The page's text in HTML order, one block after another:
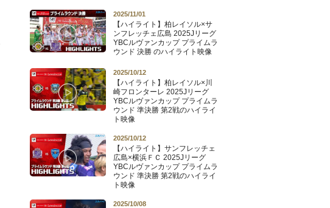
2025/11/01
【ハイライト】柏レイソル×サ
ンフレッチェ広島 2025Jリーグ
YBCルヴァンカップ プライムラ
ウンド 決勝 のハイライト映像
2025/10/12
【ハイライト】柏レイソル×川
崎フロンターレ 2025Jリーグ
YBCルヴァンカップ プライムラ
ウンド 準決勝 第2戦のハイライ
ト映像
2025/10/12
【ハイライト】サンフレッチェ
広島×横浜ＦＣ 2025Jリーグ
YBCルヴァンカップ プライムラ
ウンド 準決勝 第2戦のハイライ
ト映像
2025/10/08